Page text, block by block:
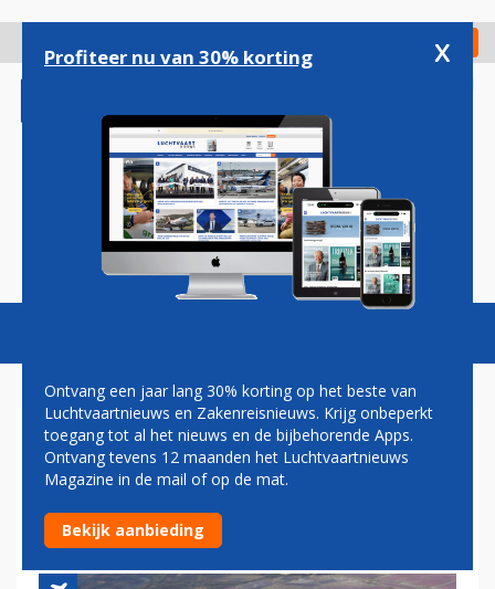
gaan
Check in
Magazine Podcasts Vacatures
QANTAS SLUIT AIRBUS A350-
900 UIT VOOR ULTRALANGE
VLUCHTEN
Profiteer nu van 30% korting x
Ontvang een jaar lang 30% korting op het beste van
Luchtvaartnieuws en Zakenreisnieuws. Krijg onbeperkt
toegang tot al het nieuws en de bijbehorende Apps.
Ontvang tevens 12 maanden het Luchtvaartnieuws
Magazine in de mail of op de mat.
Bekijk aanbieding